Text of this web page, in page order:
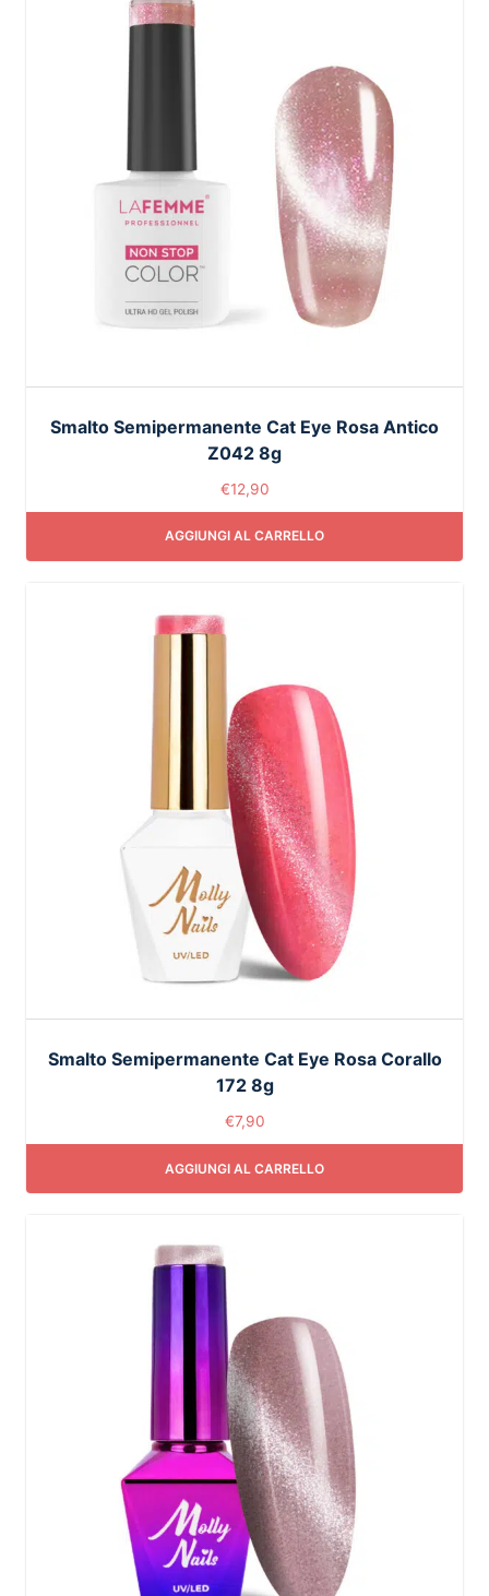
Smalto Semipermanente Cat Eye Rosa Antico
Z042 8g
€12,90
AGGIUNGI AL CARRELLO
Smalto Semipermanente Cat Eye Rosa Corallo
172 8g
€7,90
AGGIUNGI AL CARRELLO